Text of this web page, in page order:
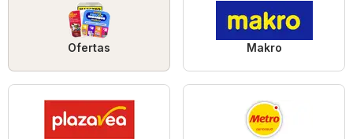
Ofertas Makro